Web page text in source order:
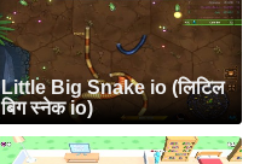
Little Big Snake io (लिटिल
बिग स्नेक io)